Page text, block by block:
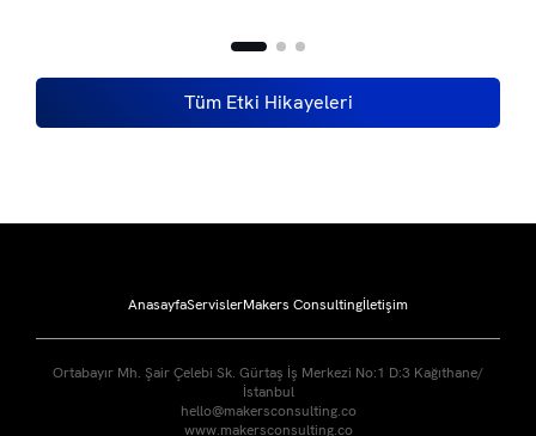
Tüm Etki Hikayeleri
AnasayfaServislerMakers Consultingİletişim
Ortabayır Mh. Şair Çelebi Sk. Gürtaş İş Merkezi No:1 D:3 Kağıthane/
İstanbul
hello@makersconsulting.co
www.makersconsulting.co